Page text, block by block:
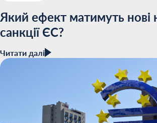
Який ефект матимуть нові
санкції ЄС?
Читати далі